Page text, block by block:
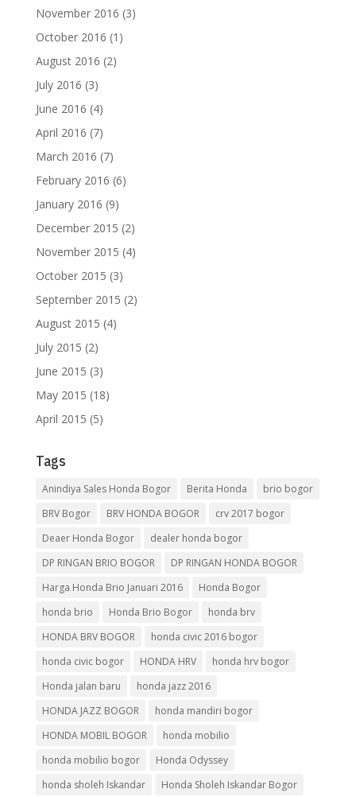
November 2016 (3)
October 2016 (1)
August 2016 (2)
July 2016 (3)
June 2016 (4)
April 2016 (7)
March 2016 (7)
February 2016 (6)
January 2016 (9)
December 2015 (2)
November 2015 (4)
October 2015 (3)
September 2015 (2)
August 2015 (4)
July 2015 (2)
June 2015 (3)
May 2015 (18)
April 2015 (5)
Tags
Anindiya Sales Honda Bogor Berita Honda
brio bogor
BRV Bogor
BRV HONDA BOGOR
crv 2017 bogor
Deaer Honda Bogor
dealer honda bogor
DP RINGAN BRIO BOGOR
DP RINGAN HONDA BOGOR
Harga Honda Brio Januari 2016
Honda Bogor
honda brio
Honda Brio Bogor
honda brv
HONDA BRV BOGOR
honda civic 2016 bogor
honda civic bogor
HONDA HRV
honda hrv bogor
Honda jalan baru
honda jazz 2016
HONDA JAZZ BOGOR
honda mandiri bogor
HONDA MOBIL BOGOR
honda mobilio
honda mobilio bogor
Honda Odyssey
honda sholeh Iskandar
Honda Sholeh Iskandar Bogor